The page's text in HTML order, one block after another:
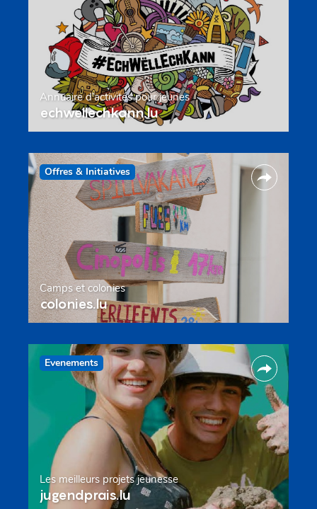
Annuaire d’activités pour jeunes
echwellechkann.lu
Offres & Initiatives
Camps et colonies
colonies.lu
Evenements
Les meilleurs projets jeunesse
jugendprais.lu